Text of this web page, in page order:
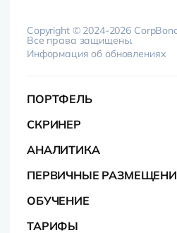
Copyright © 2024-2026
Все права защищены.
Информация об обновлениях
ПОРТФЕЛЬ
СКРИНЕР
АНАЛИТИКА
ПЕРВИЧНЫЕ
ОБУЧЕНИЕ
ТАРИФЫ